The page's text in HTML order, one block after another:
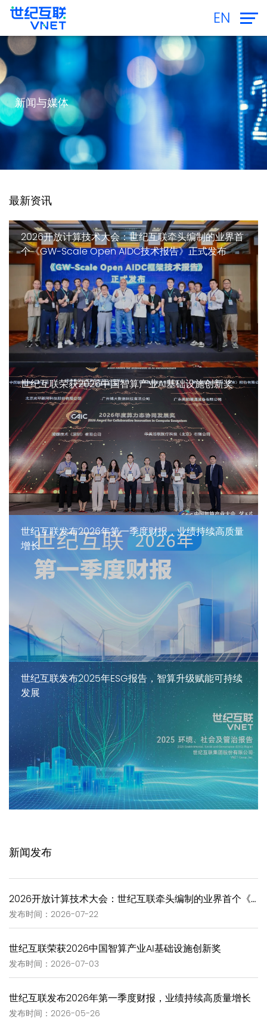
EN
新闻与媒体
最新资讯
2026开放计算技术大会：世纪互联牵头编制的业界首
个《GW-Scale Open AIDC技术报告》正式发布
世纪互联荣获2026中国智算产业AI基础设施创新奖
世纪互联发布2026年第一季度财报，业绩持续高质量
增长
世纪互联发布2025年ESG报告，智算升级赋能可持续
发展
新闻发布
发布时间：2026-07-22
世纪互联荣获2026中国智算产业AI基础设施创新奖
发布时间：2026-07-03
世纪互联发布2026年第一季度财报，业绩持续高质量增长
发布时间：2026-05-26